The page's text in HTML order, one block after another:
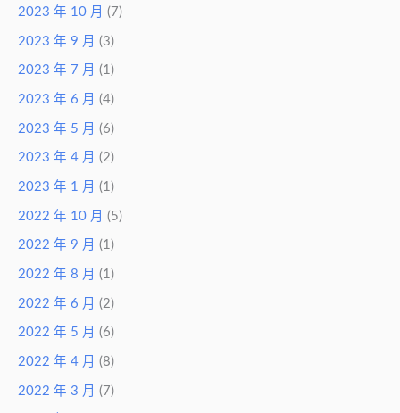
2023 年 10 月 (7)
2023 年 9 月 (3)
2023 年 7 月 (1)
2023 年 6 月 (4)
2023 年 5 月 (6)
2023 年 4 月 (2)
2023 年 1 月 (1)
2022 年 10 月 (5)
2022 年 9 月 (1)
2022 年 8 月 (1)
2022 年 6 月 (2)
2022 年 5 月 (6)
2022 年 4 月 (8)
2022 年 3 月 (7)